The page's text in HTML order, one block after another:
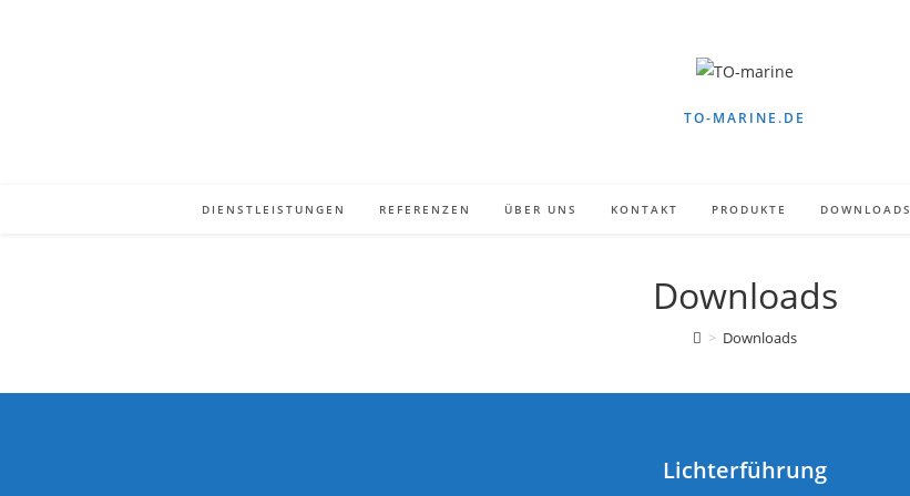
TO-MARINE.DE
DIENSTLEISTUNGEN REFERENZEN ÜBER UNS KONTAKT PRODUKTE DOWNLOADS
Downloads
> Downloads
Lichterführung